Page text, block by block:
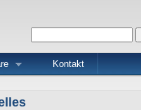
Suchformular
Kontakt